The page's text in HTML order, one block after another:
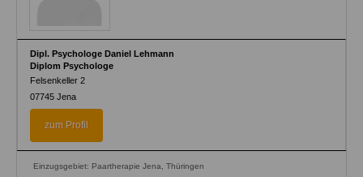
Dipl. Psychologe Daniel Lehmann
Diplom Psychologe
Felsenkeller 2
07745 Jena
zum Profil
Einzugsgebiet: Paartherapie Jena, Thüringen